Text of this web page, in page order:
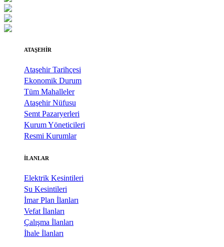
ATAŞEHİR
Ataşehir Tarihçesi
Ekonomik Durum
Tüm Mahalleler
Ataşehir Nüfusu
Semt Pazaryerleri
Kurum Yöneticileri
Resmi Kurumlar
İLANLAR
Elektrik Kesintileri
Su Kesintileri
İmar Plan İlanları
Vefat İlanları
Çalışma İlanları
İhale İlanları